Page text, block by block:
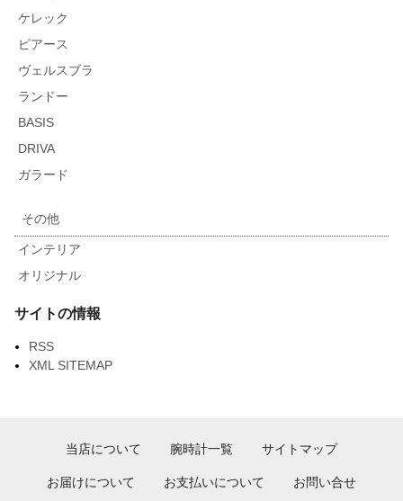
ケレック
ピアース
ヴェルスブラ
ランドー
BASIS
DRIVA
ガラード
その他
インテリア
オリジナル
サイトの情報
RSS
XML SITEMAP
当店について 腕時計一覧 サイトマップ
お届けについて お支払いについて お問い合せ